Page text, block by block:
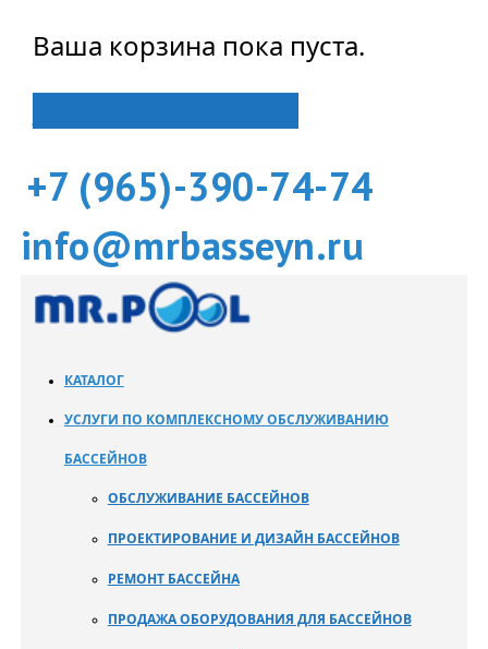
Ваша корзина пока пуста.
+7 (965)-390-74-74
info@mrbasseyn.ru
КАТАЛОГ
УСЛУГИ ПО КОМПЛЕКСНОМУ ОБСЛУЖИВАНИЮ
БАССЕЙНОВ
ОБСЛУЖИВАНИЕ БАССЕЙНОВ
ПРОЕКТИРОВАНИЕ И ДИЗАЙН БАССЕЙНОВ
РЕМОНТ БАССЕЙНА
ПРОДАЖА ОБОРУДОВАНИЯ ДЛЯ БАССЕЙНОВ